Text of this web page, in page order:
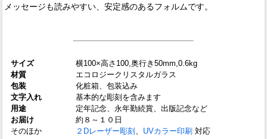
メッセージも読みやすい、安定感のあるフォルムです。
サイズ
横100×高さ100,奥行き50mm,0.6kg
材質
エコロジークリスタルガラス
包装
化粧箱、包装込み
文字入れ
基本的な彫刻を含みます
用途
定年記念、永年勤続賞、出版記念など
お届け
約８～１０日
そのほか
２Dレーザー彫刻 UVカラー印刷 対応